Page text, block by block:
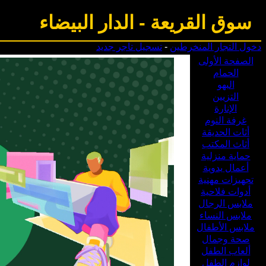
سوق القريعة - الدار البيضاء
دخول التجار المنخرطين - تسجيل تاجر جديد
الصفحة الأولى
الحمام
البهو
التزيين
الإنارة
غرفة النوم
أثات الحديقة
أثاث المكتب
حماية منزلية
أعمال يدوية
تجهيزات مهنية
أدوات فلاحية
ملابس الرجال
ملابس النساء
ملابس الأطفال
صحة وجمال
ألعاب الطفل
لوازم الطفل